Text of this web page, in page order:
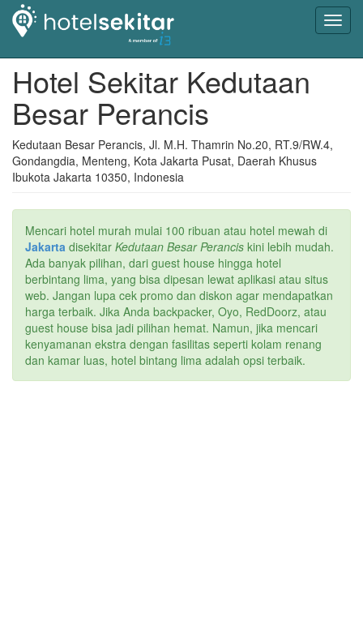
Hotel Sekitar Kedutaan
Besar Perancis
Kedutaan Besar Perancis, Jl. M.H. Thamrin No.20, RT.9/RW.4,
Gondangdia, Menteng, Kota Jakarta Pusat, Daerah Khusus
Ibukota Jakarta 10350, Indonesia
Mencari hotel murah mulai 100 ribuan atau hotel mewah di
Jakarta disekitar Kedutaan Besar Perancis kini lebih mudah.
Ada banyak pilihan, dari guest house hingga hotel
berbintang lima, yang bisa dipesan lewat aplikasi atau situs
web. Jangan lupa cek promo dan diskon agar mendapatkan
harga terbaik. Jika Anda backpacker, Oyo, RedDoorz, atau
guest house bisa jadi pilihan hemat. Namun, jika mencari
kenyamanan ekstra dengan fasilitas seperti kolam renang
dan kamar luas, hotel bintang lima adalah opsi terbaik.